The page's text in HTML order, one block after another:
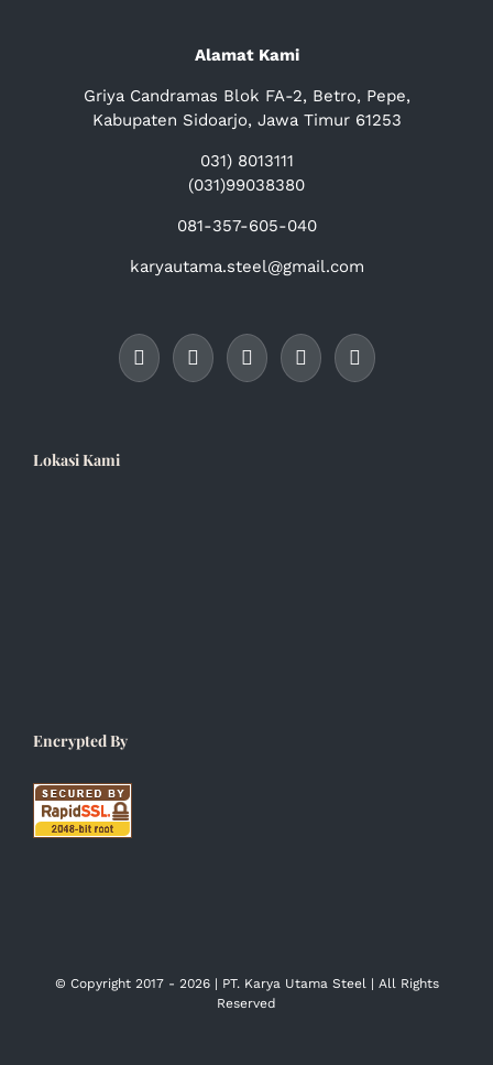
Alamat Kami
Griya Candramas Blok FA-2, Betro, Pepe,
Kabupaten Sidoarjo, Jawa Timur 61253
031) 8013111
(031)99038380
081-357-605-040
karyautama.steel@gmail.com
Lokasi Kami
Encrypted By
© Copyright 2017 - 2026 | PT. Karya Utama Steel | All Rights
Reserved